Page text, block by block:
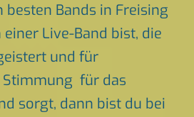
besten Bands in Freising
Live-Band bist, die
und für
für das
sorgt, dann bist du bei